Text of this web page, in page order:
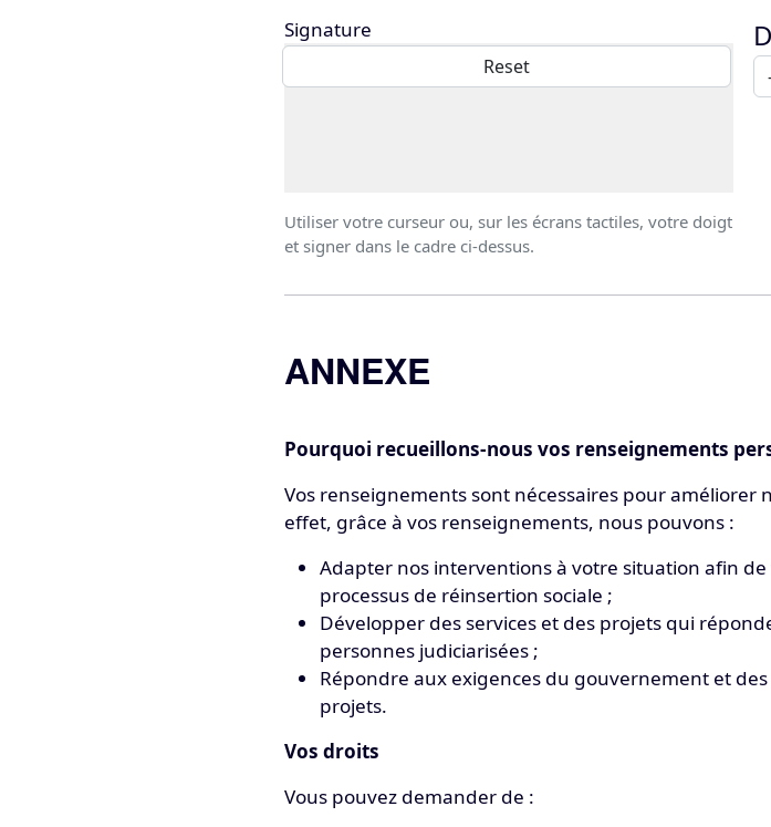
Signature
Utiliser votre curseur ou, sur les écrans tactiles, votre doigt
et signer dans le cadre ci-dessus.
ANNEXE
Pourquoi recueillons-nous vos renseignements
Vos renseignements sont nécessaires pour améliorer
effet, grâce à vos renseignements, nous pouvons :
Adapter nos interventions à votre situation afin
processus de réinsertion sociale ;
Développer des services et des projets qui
personnes judiciarisées ;
Répondre aux exigences du gouvernement et
projets.
Vos droits
Vous pouvez demander de :